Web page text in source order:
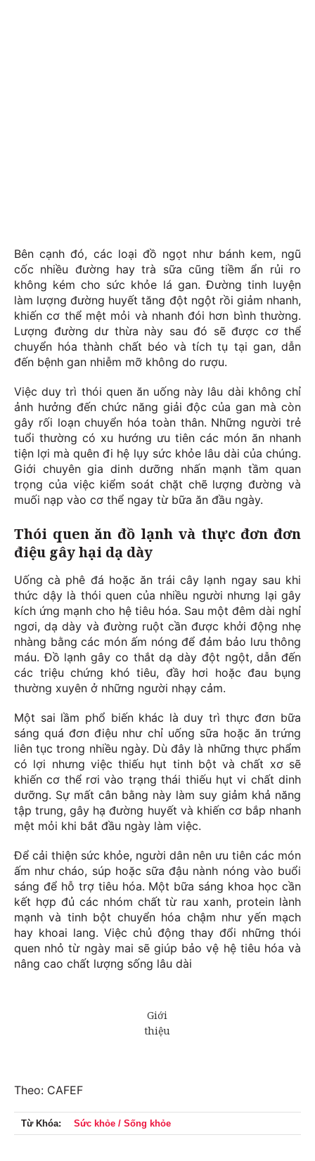
Bên cạnh đó, các loại đồ ngọt như bánh kem, ngũ
cốc nhiều đường hay trà sữa cũng tiềm ẩn rủi ro
không kém cho sức khỏe lá gan. Đường tinh luyện
làm lượng đường huyết tăng đột ngột rồi giảm nhanh,
khiến cơ thể mệt mỏi và nhanh đói hơn bình thường.
Lượng đường dư thừa này sau đó sẽ được cơ thể
chuyển hóa thành chất béo và tích tụ tại gan, dẫn
đến bệnh gan nhiễm mỡ không do rượu.
Việc duy trì thói quen ăn uống này lâu dài không chỉ
ảnh hưởng đến chức năng giải độc của gan mà còn
gây rối loạn chuyển hóa toàn thân. Những người trẻ
tuổi thường có xu hướng ưu tiên các món ăn nhanh
tiện lợi mà quên đi hệ lụy sức khỏe lâu dài của chúng.
Giới chuyên gia dinh dưỡng nhấn mạnh tầm quan
trọng của việc kiểm soát chặt chẽ lượng đường và
muối nạp vào cơ thể ngay từ bữa ăn đầu ngày.
Thói quen ăn đồ lạnh và thực đơn đơn
điệu gây hại dạ dày
Uống cà phê đá hoặc ăn trái cây lạnh ngay sau khi
thức dậy là thói quen của nhiều người nhưng lại gây
kích ứng mạnh cho hệ tiêu hóa. Sau một đêm dài nghỉ
ngơi, dạ dày và đường ruột cần được khởi động nhẹ
nhàng bằng các món ấm nóng để đảm bảo lưu thông
máu. Đồ lạnh gây co thắt dạ dày đột ngột, dẫn đến
các triệu chứng khó tiêu, đầy hơi hoặc đau bụng
thường xuyên ở những người nhạy cảm.
Một sai lầm phổ biến khác là duy trì thực đơn bữa
sáng quá đơn điệu như chỉ uống sữa hoặc ăn trứng
liên tục trong nhiều ngày. Dù đây là những thực phẩm
có lợi nhưng việc thiếu hụt tinh bột và chất xơ sẽ
khiến cơ thể rơi vào trạng thái thiếu hụt vi chất dinh
dưỡng. Sự mất cân bằng này làm suy giảm khả năng
tập trung, gây hạ đường huyết và khiến cơ bắp nhanh
mệt mỏi khi bắt đầu ngày làm việc.
Để cải thiện sức khỏe, người dân nên ưu tiên các món
ấm như cháo, súp hoặc sữa đậu nành nóng vào buổi
sáng để hỗ trợ tiêu hóa. Một bữa sáng khoa học cần
kết hợp đủ các nhóm chất từ rau xanh, protein lành
mạnh và tinh bột chuyển hóa chậm như yến mạch
hay khoai lang. Việc chủ động thay đổi những thói
quen nhỏ từ ngày mai sẽ giúp bảo vệ hệ tiêu hóa và
nâng cao chất lượng sống lâu dài
Theo: CAFEF
Từ Khóa: Sức khỏe / Sống khỏe